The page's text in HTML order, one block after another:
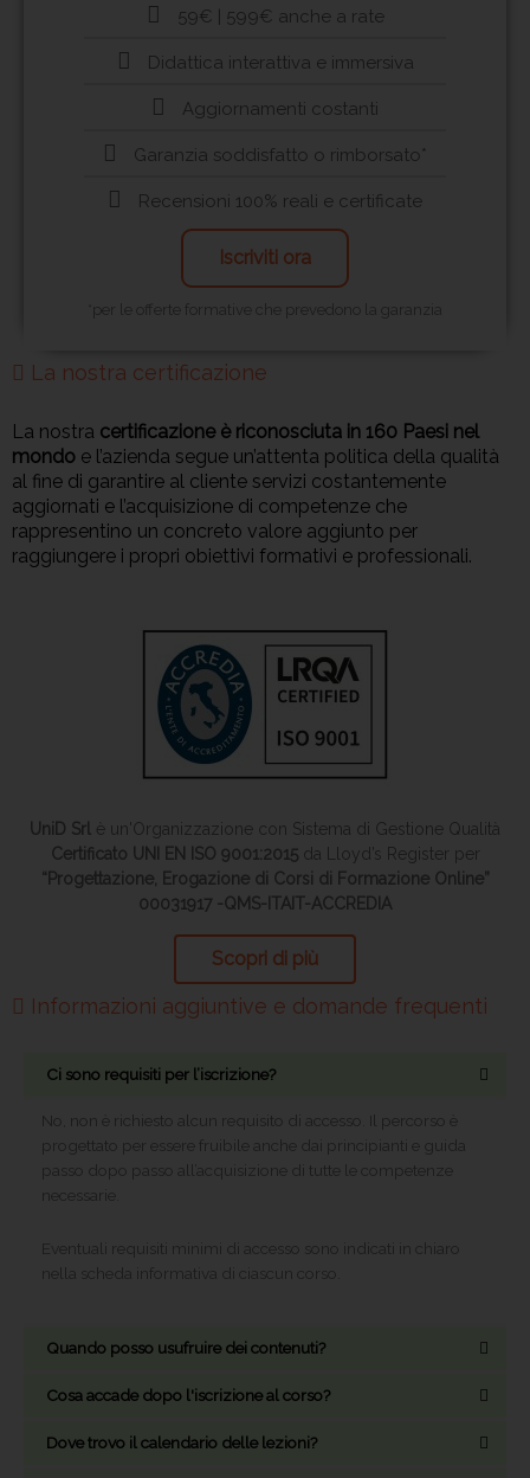
59€ | 599€ anche a rate
Didattica interattiva e immersiva
Aggiornamenti costanti
Garanzia soddisfatto o rimborsato*
Recensioni 100% reali e certificate
Iscriviti ora
*per le offerte formative che prevedono la garanzia
La nostra certificazione
La nostra certificazione è riconosciuta in 160 Paesi nel
mondo e l’azienda segue un’attenta politica della qualità
al fine di garantire al cliente servizi costantemente
aggiornati e l’acquisizione di competenze che
rappresentino un concreto valore aggiunto per
raggiungere i propri obiettivi formativi e professionali.
UniD Srl è un'Organizzazione con Sistema di Gestione Qualità
Certificato UNI EN ISO 9001:2015da Lloyd’s Register per
“Progettazione, Erogazione di Corsi di Formazione Online”
00031917 -QMS-ITAIT-ACCREDIA
Scopri di più
Informazioni aggiuntive e domande frequenti
Ci sono requisiti per l’iscrizione?
No, non è richiesto alcun requisito di accesso. Il percorso è
progettato per essere fruibile anche dai principianti e guida
passo dopo passo all’acquisizione di tutte le competenze
necessarie.
Eventuali requisiti minimi di accesso sono indicati in chiaro
nella scheda informativa di ciascun corso.
Quando posso usufruire dei contenuti?
Cosa accade dopo l'iscrizione al corso?
Dove trovo il calendario delle lezioni?